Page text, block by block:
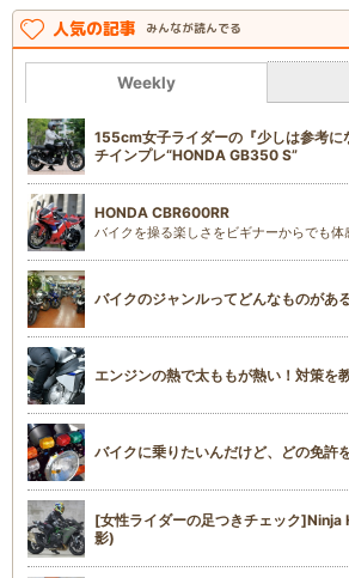
人気の記事 みんなが読んでる
Weekly
155cm女子ライダーの『少しは参考に
チインプレ“HONDA GB350 S”
HONDA CBR600RR
バイクを操る楽しさをビギナーからでも体
バイクのジャンルってどんなものがあ
エンジンの熱で太ももが熱い！対策を
バイクに乗りたいんだけど、どの免許
[女性ライダーの足つきチェック
影)